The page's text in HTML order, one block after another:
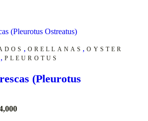
, ORELLANAS ,OYSTER
, PLEUROTUS
(Pleurotus
Price